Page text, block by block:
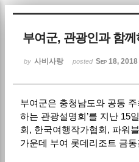
부여군, 관광인과 함
by 사비사랑 posted Sep 18, 2018
부여군은 충청남도와 공동 주
하는 관광설명회’를 지난 15
회, 한국여행작가협회, 파워
가운데 부여 롯데리조트 금
Sketchbook5,
Sketchbook5,